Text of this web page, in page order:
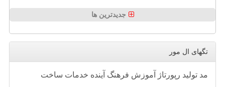
جدیدترین ها
تگهای ال مور
مد تولید رپورتاژ آموزش فرهنگ آینده خدمات ساخت